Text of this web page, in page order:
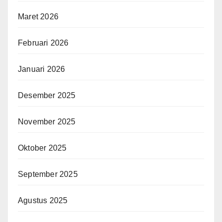
Maret 2026
Februari 2026
Januari 2026
Desember 2025
November 2025
Oktober 2025
September 2025
Agustus 2025